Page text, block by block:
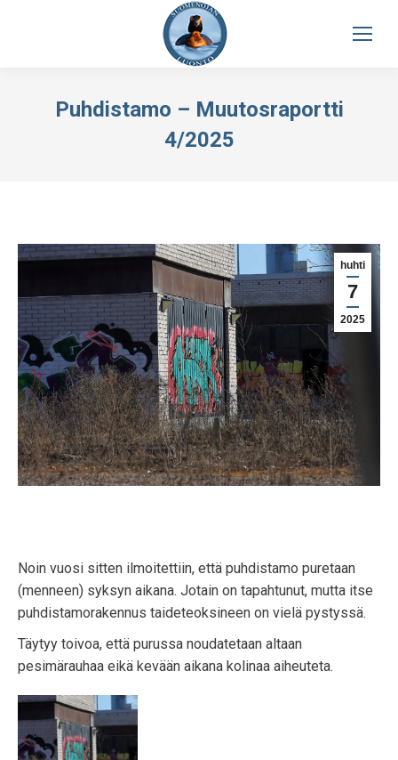
Puhdistamo – Muutosraportti
4/2025
huhti
7
2025
Noin vuosi sitten ilmoitettiin, että puhdistamo puretaan
(menneen) syksyn aikana. Jotain on tapahtunut, mutta itse
puhdistamorakennus taideteoksineen on vielä pystyssä.
Täytyy toivoa, että purussa noudatetaan altaan
pesimärauhaa eikä kevään aikana kolinaa aiheuteta.